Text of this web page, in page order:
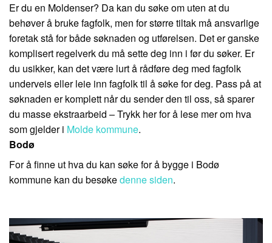
Er du en Moldenser? Da kan du søke om uten at du
behøver å bruke fagfolk, men for større tiltak må ansvarlige
foretak stå for både søknaden og utførelsen. Det er ganske
komplisert regelverk du må sette deg inn i før du søker. Er
du usikker, kan det være lurt å rådføre deg med fagfolk
underveis eller leie inn fagfolk til å søke for deg. Pass på at
søknaden er komplett når du sender den til oss, så sparer
du masse ekstraarbeid – Trykk her for å lese mer om hva
som gjelder i Molde kommune.
Bodø
For å finne ut hva du kan søke for å bygge i Bodø
kommune kan du besøkedenne siden.